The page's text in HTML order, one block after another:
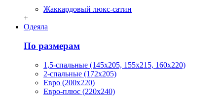
Жаккардовый люкс-сатин
+
Одеяла
По размерам
1,5-спальные (145х205, 155х215, 160х220)
2-спальные (172х205)
Евро (200х220)
Евро-плюс (220х240)